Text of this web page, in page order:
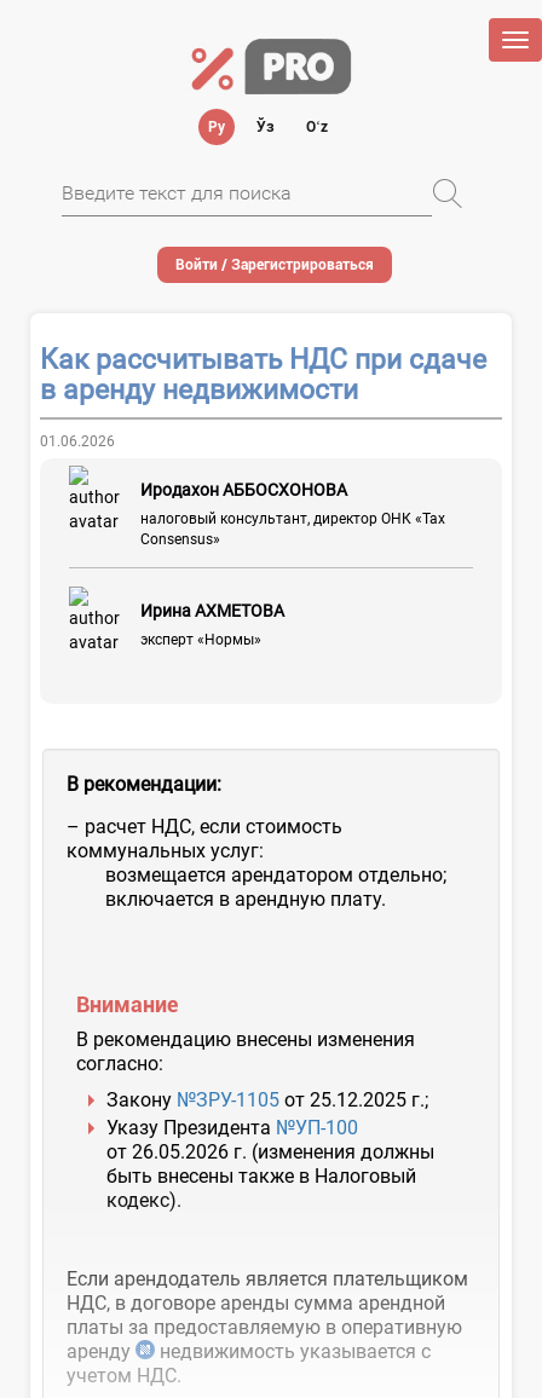
Ру Ўз Oʻz
Войти / Зарегистрироваться
Как рассчитывать НДС при сдаче
в аренду недвижимости
01.06.2026
Иродахон АББОСХОНОВА
налоговый консультант, директор ОНК «Tax
Consensus»
Ирина АХМЕТОВА
эксперт «Нормы»
В рекомендации:
– расчет НДС, если стоимость
коммунальных услуг:
возмещается арендатором отдельно;
включается в арендную плату.
Внимание
В рекомендацию внесены изменения
согласно:
Закону №ЗРУ-1105 от 25.12.2025 г.;
Указу Президента №УП-100
от 26.05.2026 г. (изменения должны
быть внесены также в Налоговый
кодекс).
Если арендодатель является плательщиком
НДС, в договоре аренды сумма арендной
платы за предоставляемую в оперативную
аренду
недвижимость указывается с
учетом НДС.